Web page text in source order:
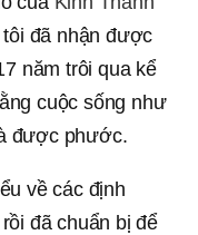
đã nhận được
năm trôi qua kể
cuộc sống như
được phước.
về các định
đã chuẩn bị để